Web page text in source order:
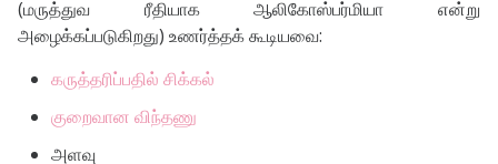
(மருத்துவ ரீதியாக ஆலிகோஸ்பர்மியா என்று
அழைக்கப்படுகிறது) உணர்த்தக் கூடியவை:
கருத்தரிப்பதில் சிக்கல்
குறைவான விந்தணு
அளவு